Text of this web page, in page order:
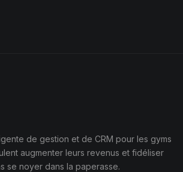
de gestion et de CRM pour les gyms
augmenter leurs revenus et fidéliser
se noyer dans la paperasse.